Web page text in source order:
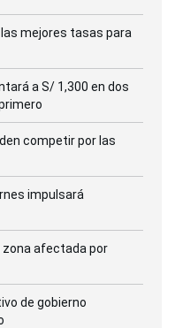
mejores tasas para
a S/ 1,300 en dos
competir por las
impulsará
zona afectada por
de gobierno